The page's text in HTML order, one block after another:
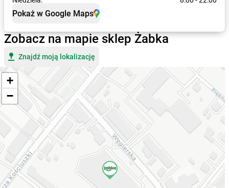
Pokaż w Google Maps
Zobacz na mapie sklep Żabka
Znajdź moją lokalizację
+
−